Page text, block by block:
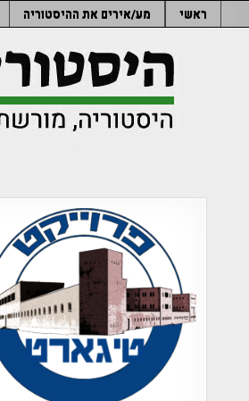
to
ראשי מע/אירים את ההיסטוריה